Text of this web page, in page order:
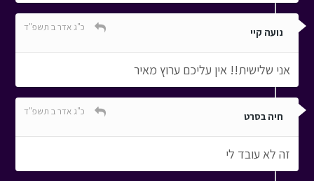
נועה קיי כ"ג אדר ב תשפ"ד
אני שלישית!! אין עליכם ערוץ מאיר
חיה בסרט כ"ג אדר ב תשפ"ד
זה לא עובד לי